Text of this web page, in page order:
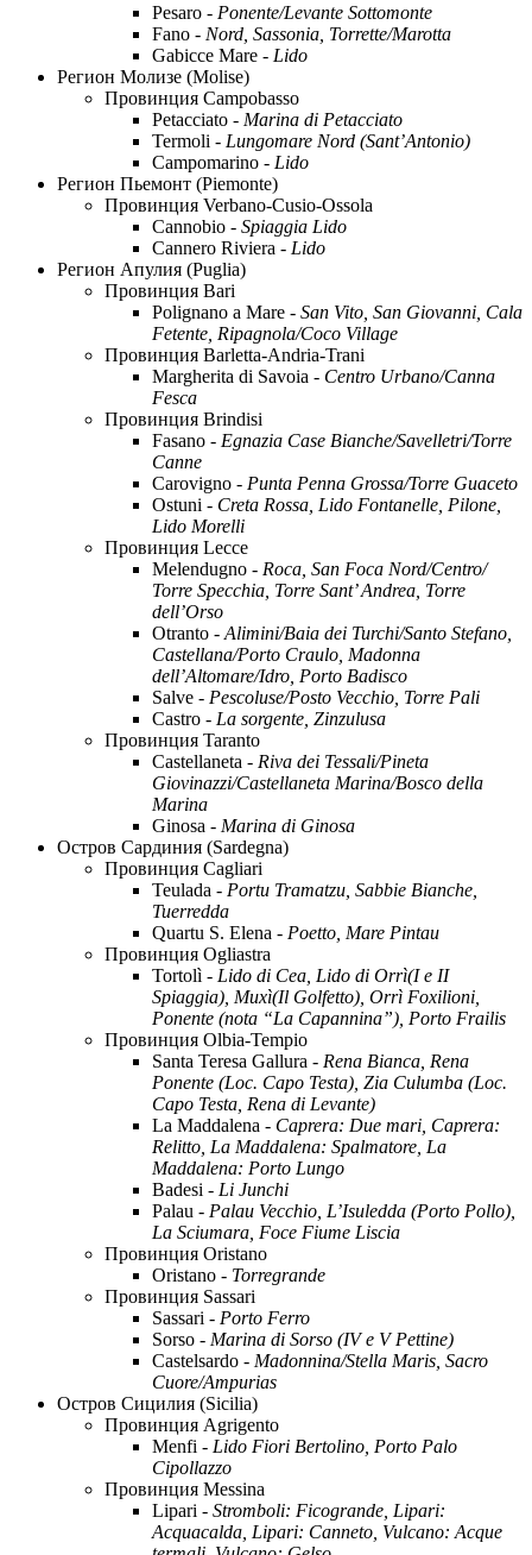
Pesaro - Ponente/Levante Sottomonte
Fano - Nord, Sassonia, Torrette/Marotta
Gabicce Mare - Lido
Регион Молизе (Molise)
Провинция Campobasso
Petacciato - Marina di Petacciato
Termoli - Lungomare Nord (Sant’Antonio)
Campomarino - Lido
Регион Пьемонт (Piemonte)
Провинция Verbano-Cusio-Ossola
Cannobio - Spiaggia Lido
Cannero Riviera - Lido
Регион Апулия (Puglia)
Провинция Bari
Polignano a Mare - San Vito, San Giovanni, Cala
Fetente, Ripagnola/Coco Village
Провинция Barletta-Andria-Trani
Margherita di Savoia - Centro Urbano/Canna
Fesca
Провинция Brindisi
Fasano - Egnazia Case Bianche/Savelletri/Torre
Canne
Carovigno - Punta Penna Grossa/Torre Guaceto
Ostuni - Creta Rossa, Lido Fontanelle, Pilone,
Lido Morelli
Провинция Lecce
Melendugno - Roca, San Foca Nord/Centro/
Torre Specchia, Torre Sant’ Andrea, Torre
dell’Orso
Otranto - Alimini/Baia dei Turchi/Santo Stefano,
Castellana/Porto Craulo, Madonna
dell’Altomare/Idro, Porto Badisco
Salve - Pescoluse/Posto Vecchio, Torre Pali
Castro - La sorgente, Zinzulusa
Провинция Taranto
Castellaneta - Riva dei Tessali/Pineta
Giovinazzi/Castellaneta Marina/Bosco della
Marina
Ginosa - Marina di Ginosa
Остров Сардиния (Sardegna)
Провинция Cagliari
Teulada - Portu Tramatzu, Sabbie Bianche,
Tuerredda
Quartu S. Elena - Poetto, Mare Pintau
Провинция Ogliastra
Tortolì - Lido di Cea, Lido di Orrì(I e II
Spiaggia), Muxì(Il Golfetto), Orrì Foxilioni,
Ponente (nota “La Capannina”), Porto Frailis
Провинция Olbia-Tempio
Santa Teresa Gallura - Rena Bianca, Rena
Ponente (Loc. Capo Testa), Zia Culumba (Loc.
Capo Testa, Rena di Levante)
La Maddalena - Caprera: Due mari, Caprera:
Relitto, La Maddalena: Spalmatore, La
Maddalena: Porto Lungo
Badesi - Li Junchi
Palau - Palau Vecchio, L’Isuledda (Porto Pollo),
La Sciumara, Foce Fiume Liscia
Провинция Oristano
Oristano - Torregrande
Провинция Sassari
Sassari - Porto Ferro
Sorso - Marina di Sorso (IV e V Pettine)
Castelsardo - Madonnina/Stella Maris, Sacro
Cuore/Ampurias
Остров Сицилия (Sicilia)
Провинция Agrigento
Menfi - Lido Fiori Bertolino, Porto Palo
Cipollazzo
Провинция Messina
Lipari - Stromboli: Ficogrande, Lipari:
Acquacalda, Lipari: Canneto, Vulcano: Acque